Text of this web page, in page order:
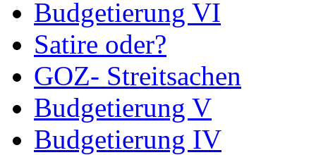
Budgetierung VI
Satire oder?
GOZ- Streitsachen
Budgetierung V
Budgetierung IV